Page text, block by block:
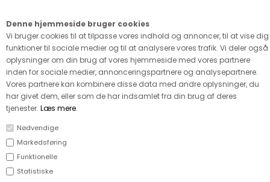
Denne hjemmeside bruger cookies
Vi bruger cookies til at tilpasse vores indhold og annoncer, til at vise dig
funktioner til sociale medier og til at analysere vores trafik. Vi deler også
oplysninger om din brug af vores hjemmeside med vores partnere
inden for sociale medier, annonceringspartnere og analysepartnere.
Vores partnere kan kombinere disse data med andre oplysninger, du
har givet dem, eller som de har indsamlet fra din brug af deres
tjenester. Læs mere.
Nødvendige
Markedsføring
Funktionelle
Statistiske
FORSIDE›UDSALG›UDSALG & GODE TILBUD PÅ STOF
SPAR
46%